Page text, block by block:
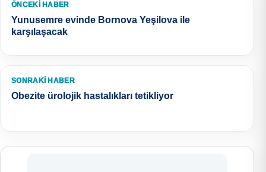
ÖNCEKI HABER
Yunusemre evinde Bornova Yeşilova ile
karşılaşacak
SONRAKI HABER
Obezite ürolojik hastalıkları tetikliyor